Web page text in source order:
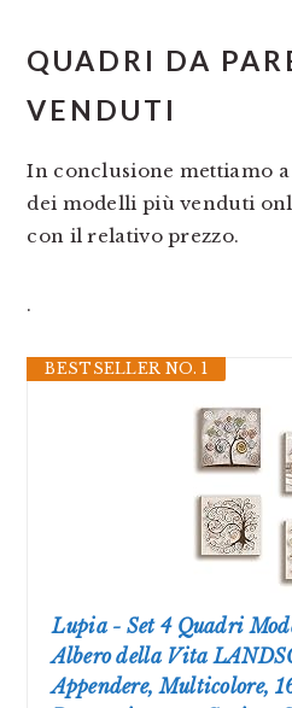
QUADRI DA
VENDUTI
In conclusione mettiamo
dei modelli più venduti
con il relativo prezzo.
.
BESTSELLER NO. 1
Lupia - Set 4 Quadri
Albero della Vita
Appendere, Multicolore,